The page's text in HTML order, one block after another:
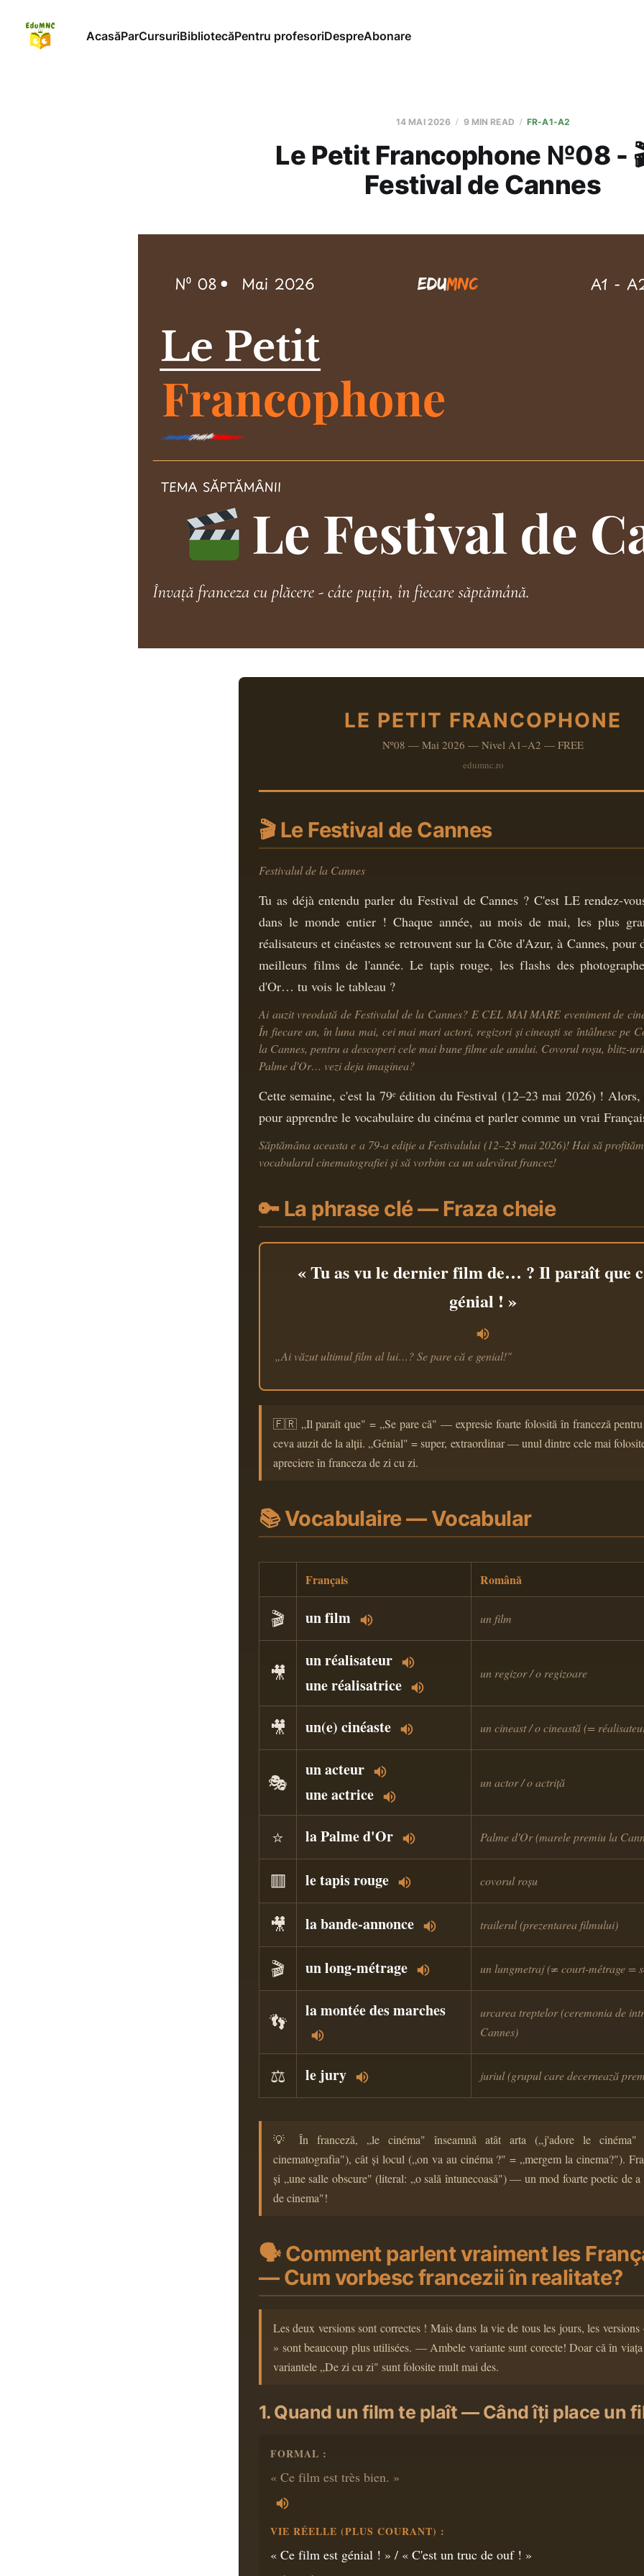
AcasăParCursuriBibliotecăPentru profesoriDespreAbonare
14 MAI 2026 9 MIN READ FR-A1-A2
Le Petit Francophone №08 -
Festival de Cannes
LE PETIT FRANCOPHONE
Nº08 — Mai 2026 — Nivel A1–A2 — FREE
edumnc.ro
🎬 Le Festival de Cannes
Festivalul de la Cannes
Tu as déjà entendu parler du Festival de Cannes ? C'est LE rendez-
dans le monde entier ! Chaque année, au mois de mai, les plus
réalisateurs et cinéastes se retrouvent sur la Côte d'Azur, à Cannes, pour
meilleurs films de l'année. Le tapis rouge, les flashs des
d'Or… tu vois le tableau ?
Ai auzit vreodată de Festivalul de la Cannes? E CEL MAI MARE eveniment de
În fiecare an, în luna mai, cei mai mari actori, regizori și cineaști se întâlnesc pe
la Cannes, pentru a descoperi cele mai bune filme ale anului. Covorul roșu, blitz-
Palme d'Or… vezi deja imaginea?
Cette semaine, c'est la 79ᵉ édition du Festival (12–23 mai 2026) !
pour apprendre le vocabulaire du cinéma et parler comme un vrai
Săptămâna aceasta e a 79-a ediție a Festivalului (12–23 mai 2026)! Hai să
vocabularul cinematografiei și să vorbim ca un adevărat francez!
🔑 La phrase clé — Fraza cheie
« Tu as vu le dernier film de… ? Il paraît que
génial ! »
„Ai văzut ultimul film al lui…? Se pare că e genial!"
🇫🇷 „Il paraît que" = „Se pare că" — expresie foarte folosită în franceză pentru
ceva auzit de la alții. „Génial" = super, extraordinar — unul dintre cele mai
apreciere în franceza de zi cu zi.
📚 Vocabulaire — Vocabular
Français Română
🎬 un film un film
🎥
un réalisateur
une réalisatrice
un regizor / o regizoare
🎥 un(e) cinéaste un cineast / o cineastă (=
🎭
un acteur
une actrice
un actor / o actriță
⭐ la Palme d'Or Palme d'Or (marele premiu la
🟥 le tapis rouge covorul roșu
🎥 la bande-annonce trailerul (prezentarea filmului)
🎬 un long-métrage un lungmetraj (≠ court-métrage =
👣
la montée des marches
urcarea treptelor (ceremonia de
Cannes)
⚖️ le jury juriul (grupul care decernează
💡 În franceză, „le cinéma" înseamnă atât arta („j'adore le cinéma"
cinematografia"), cât și locul („on va au cinéma ?" = „mergem la cinema?").
și „une salle obscure" (literal: „o sală întunecoasă") — un mod foarte poetic de a
de cinema"!
🗣️ Comment parlent vraiment les
— Cum vorbesc francezii în realitate?
Les deux versions sont correctes ! Mais dans la vie de tous les jours, les
» sont beaucoup plus utilisées. — Ambele variante sunt corecte! Doar că în
variantele „De zi cu zi" sunt folosite mult mai des.
1. Quand un film te plaît — Când îți place un
FORMAL :
« Ce film est très bien. »
VIE RÉELLE (PLUS COURANT) :
« Ce film est génial ! » / « C'est un truc de ouf ! »